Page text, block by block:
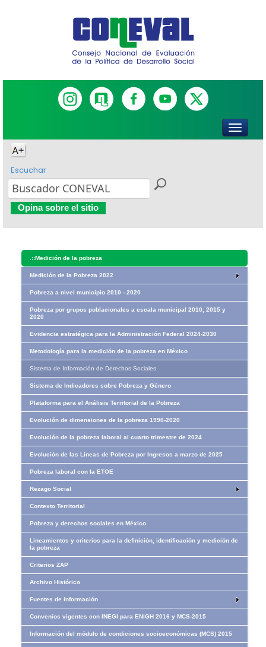
Escuchar
Opina sobre el sitio
.::Medición de la pobreza
Medición de la Pobreza 2022
Pobreza a nivel municipio 2010 - 2020
Pobreza por grupos poblacionales a escala municipal 2010, 2015 y
2020
Evidencia estratégica para la Administración Federal 2024-2030
Metodología para la medición de la pobreza en México
Sistema de Información de Derechos Sociales
Sistema de Indicadores sobre Pobreza y Género
Plataforma para el Análisis Territorial de la Pobreza
Evolución de dimensiones de la pobreza 1990-2020
Evolución de la pobreza laboral al cuarto trimestre de 2024
Evolución de las Líneas de Pobreza por Ingresos​​ a marzo de 2025
Pobreza laboral con la ETOE
Rezago Social
Contexto Territorial
Pobreza y derechos sociales en México
Lineamientos y criterios para la definición, identificación y medición de
la pobreza
Criterios ZAP
Archivo Histórico
Fuentes de información
Convenios vigentes con INEGI para ENIGH 2016 y MCS-2015
Información del módulo de condiciones socioeconómicas (MCS) 2015